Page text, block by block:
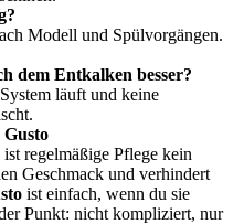
Modell und Spülvorgängen.
dem Entkalken besser?
läuft und keine
regelmäßige Pflege kein
Geschmack und verhindert
ist einfach, wenn du sie
Punkt: nicht kompliziert, nur